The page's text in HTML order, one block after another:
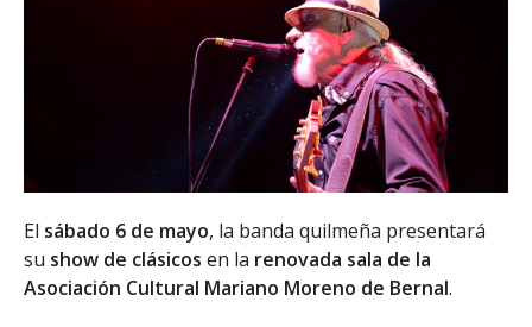
El sábado 6 de mayo, la banda quilmeña presentará
su show de clásicos en la renovada sala de la
Asociación Cultural Mariano Moreno de Bernal.